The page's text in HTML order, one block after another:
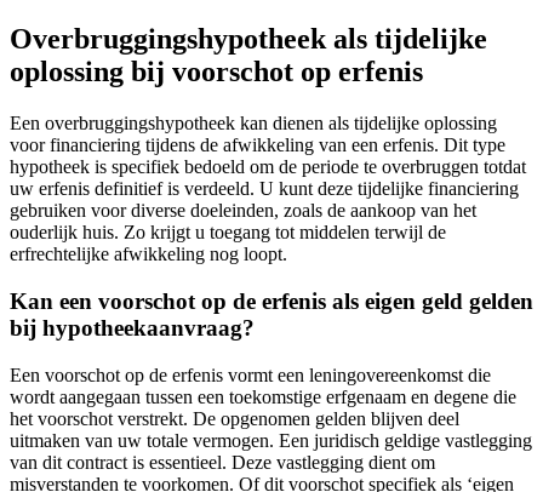
Overbruggingshypotheek als tijdelijke
oplossing bij voorschot op erfenis
Een overbruggingshypotheek kan dienen als tijdelijke oplossing
voor financiering tijdens de afwikkeling van een erfenis. Dit type
hypotheek is specifiek bedoeld om de periode te overbruggen totdat
uw erfenis definitief is verdeeld. U kunt deze tijdelijke financiering
gebruiken voor diverse doeleinden, zoals de aankoop van het
ouderlijk huis. Zo krijgt u toegang tot middelen terwijl de
erfrechtelijke afwikkeling nog loopt.
Kan een voorschot op de erfenis als eigen geld gelden
bij hypotheekaanvraag?
Een voorschot op de erfenis vormt een leningovereenkomst die
wordt aangegaan tussen een toekomstige erfgenaam en degene die
het voorschot verstrekt. De opgenomen gelden blijven deel
uitmaken van uw totale vermogen. Een juridisch geldige vastlegging
van dit contract is essentieel. Deze vastlegging dient om
misverstanden te voorkomen. Of dit voorschot specifiek als ‘eigen